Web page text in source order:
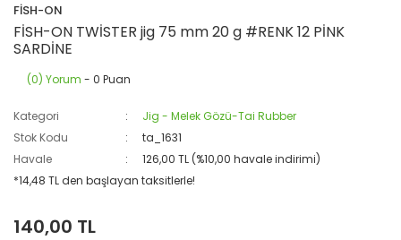
FİSH-ON
FİSH-ON TWİSTER jig 75 mm 20 g #RENK 12 PİNK
SARDİNE
(0) Yorum - 0 Puan
Kategori
Jig - Melek Gözü-Tai Rubber
Stok Kodu
ta_1631
Havale
126,00 TL (%10,00 havale indirimi)
*14,48 TL den başlayan taksitlerle!
140,00 TL